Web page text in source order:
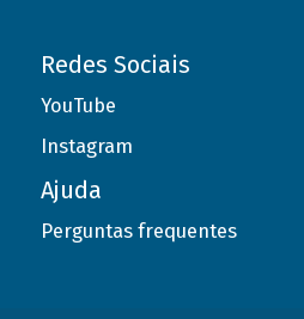
Redes Sociais
YouTube
Instagram
Ajuda
Perguntas frequentes